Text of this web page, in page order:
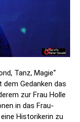
Tanz, Magie“
Gedanken das
zur Frau Holle
in das Frau-
Historikerin zu